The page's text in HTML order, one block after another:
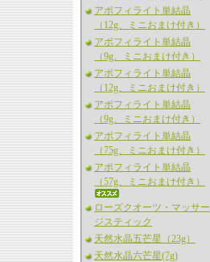
アポフィライト単結晶
（12g、ミニおまけ付き）
アポフィライト単結晶
（9g、ミニおまけ付き）
アポフィライト単結晶
（12g、ミニおまけ付き）
アポフィライト単結晶
（9g、ミニおまけ付き）
アポフィライト単結晶
（75g、ミニおまけ付き）
アポフィライト単結晶
（57g、ミニおまけ付き）
ローズクオーツ・マッサー
ジスティック
天然水晶五芒星（23g）
天然水晶六芒星(7g)